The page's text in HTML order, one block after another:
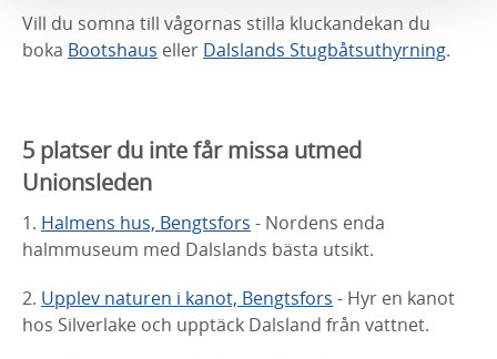
Vill du somna till vågornas stilla kluckandekan du
boka Bootshaus eller Dalslands Stugbåtsuthyrning.
5 platser du inte får missa utmed
Unionsleden
1. Halmens hus, Bengtsfors - Nordens enda
halmmuseum med Dalslands bästa utsikt.
2. Upplev naturen i kanot, Bengtsfors - Hyr en kanot
hos Silverlake och upptäck Dalsland från vattnet.